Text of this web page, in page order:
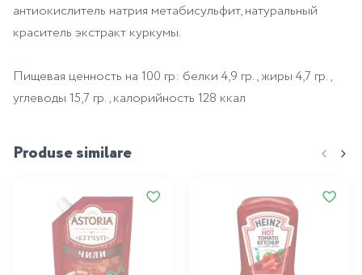
антиокислитель натрия метабисульфит, натуральный
краситель экстракт куркумы.
Пищевая ценность на 100 гр: белки 4,9 гр., жиры 4,7 гр.,
углеводы 15,7 гр., калорийность 128 ккал
Produse similare